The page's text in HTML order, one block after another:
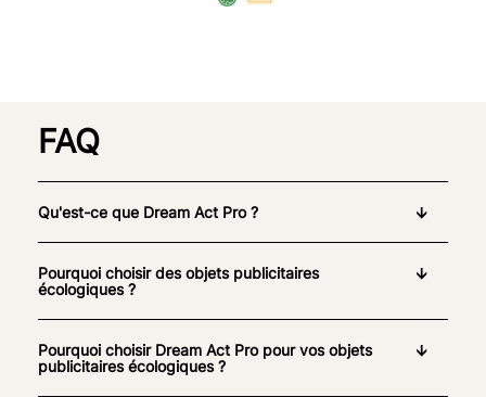
FAQ
Qu'est-ce que Dream Act Pro ?
Pourquoi choisir des objets publicitaires
écologiques ?
Pourquoi choisir Dream Act Pro pour vos objets
publicitaires écologiques ?